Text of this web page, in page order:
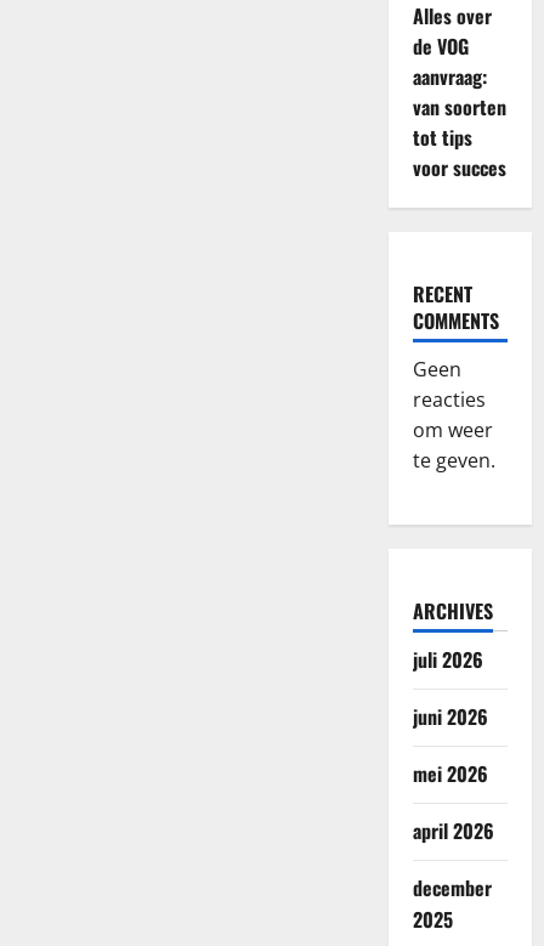
Alles over
de VOG
aanvraag:
van soorten
tot tips
voor succes
RECENT
COMMENTS
Geen
reacties
om weer
te geven.
ARCHIVES
juli 2026
juni 2026
mei 2026
april 2026
december
2025